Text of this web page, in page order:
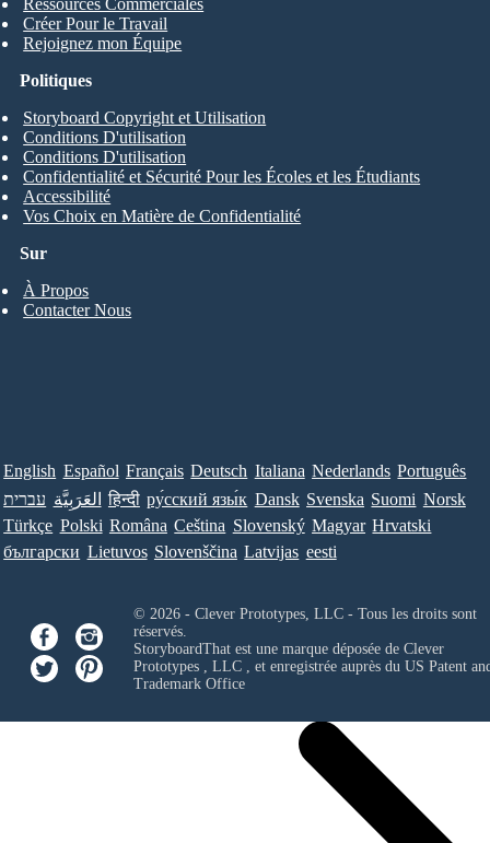
Ressources Commerciales
Créer Pour le Travail
Rejoignez mon Équipe
Sur
À Propos
Contacter Nous
Politiques
Storyboard Copyright et Utilisation
Conditions D'utilisation
Conditions D'utilisation
Confidentialité et Sécurité Pour les Écoles et les Étudiants
Accessibilité
Vos Choix en Matière de Confidentialité
English Español Français Deutsch Italiana Nederlands Português
עברית العَرَبِيَّة हिन्दी ру́сский язы́к Dansk Svenska Suomi Norsk
Türkçe Polski Româna Ceština Slovenský Magyar Hrvatski
български Lietuvos Slovenščina Latvijas eesti
© 2026 - Clever Prototypes, LLC - Tous les droits sont
réservés.
StoryboardThat est une marque déposée de Clever
Prototypes , LLC, et enregistrée auprès du US Patent
Trademark Office